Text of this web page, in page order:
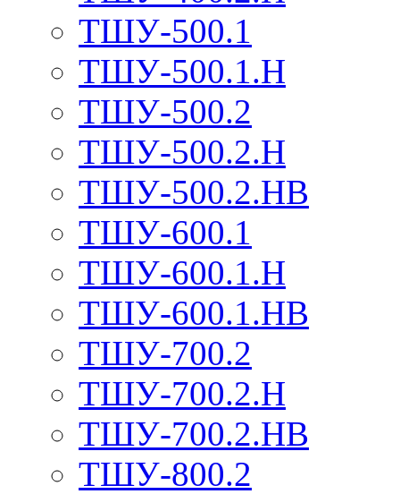
ТШУ-500.1
ТШУ-500.1.Н
ТШУ-500.2
ТШУ-500.2.Н
ТШУ-500.2.НВ
ТШУ-600.1
ТШУ-600.1.Н
ТШУ-600.1.НВ
ТШУ-700.2
ТШУ-700.2.Н
ТШУ-700.2.НВ
ТШУ-800.2